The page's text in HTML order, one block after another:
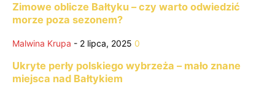
Zimowe oblicze Bałtyku – czy warto odwiedzić
morze poza sezonem?
Malwina Krupa - 2 lipca, 2025 0
Ukryte perły polskiego wybrzeża – mało znane
miejsca nad Bałtykiem